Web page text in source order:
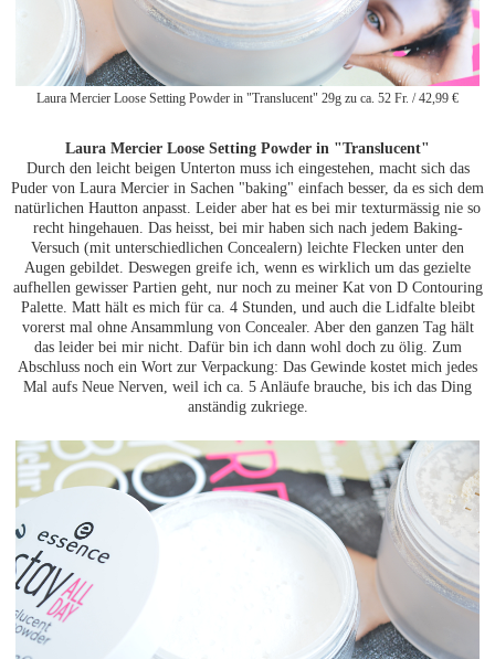
Laura Mercier Loose Setting Powder in "Translucent" 29g zu ca. 52 Fr. / 42,99 €
Laura Mercier Loose Setting Powder in "Translucent"
Durch den leicht beigen Unterton muss ich eingestehen, macht sich das
Puder von Laura Mercier in Sachen "baking" einfach besser, da es sich dem
natürlichen Hautton anpasst. Leider aber hat es bei mir texturmässig nie so
recht hingehauen. Das heisst, bei mir haben sich nach jedem Baking-
Versuch (mit unterschiedlichen Concealern) leichte Flecken unter den
Augen gebildet. Deswegen greife ich, wenn es wirklich um das gezielte
aufhellen gewisser Partien geht, nur noch zu meiner Kat von D Contouring
Palette. Matt hält es mich für ca. 4 Stunden, und auch die Lidfalte bleibt
vorerst mal ohne Ansammlung von Concealer. Aber den ganzen Tag hält
das leider bei mir nicht. Dafür bin ich dann wohl doch zu ölig. Zum
Abschluss noch ein Wort zur Verpackung: Das Gewinde kostet mich jedes
Mal aufs Neue Nerven, weil ich ca. 5 Anläufe brauche, bis ich das Ding
anständig zukriege.